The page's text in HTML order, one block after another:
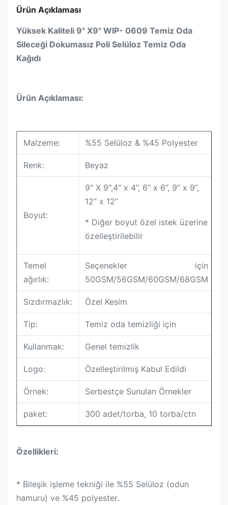
Ürün Açıklaması
Yüksek Kaliteli 9" X9" WIP- 0609 Temiz Oda
Sileceği Dokumasız Poli Selüloz Temiz Oda
Kağıdı
Ürün Açıklaması:
Malzeme: %55 Selüloz & %45 Polyester
Renk: Beyaz
Boyut:
9" X 9",4” x 4”, 6” x 6”, 9” x 9”,
12” x 12”
* Diğer boyut özel istek üzerine
özelleştirilebilir
Temel
ağırlık:
Seçenekler için
50GSM/56GSM/60GSM/68GSM
Sızdırmazlık: Özel Kesim
Tip: Temiz oda temizliği için
Kullanmak: Genel temizlik
Logo: Özelleştirilmiş Kabul Edildi
Örnek: Serbestçe Sunulan Örnekler
paket: 300 adet/torba, 10 torba/ctn
Özellikleri:
* Bileşik işleme tekniği ile %55 Selüloz (odun
hamuru) ve %45 polyester.